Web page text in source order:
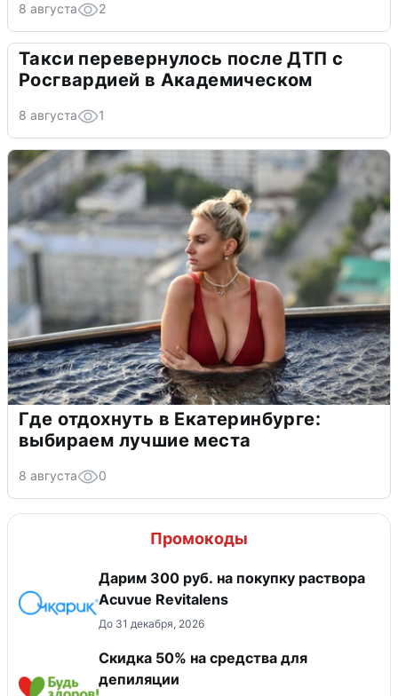
8 августа 2
Такси перевернулось после ДТП с
Росгвардией в Академическом
8 августа 1
Где отдохнуть в Екатеринбурге:
выбираем лучшие места
8 августа 0
Промокоды
Дарим 300 руб. на покупку раствора
Acuvue Revitalens
До 31 декабря, 2026
Скидка 50% на средства для
депиляции